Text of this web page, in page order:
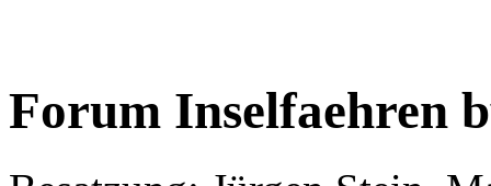
Forum Inselfaehren